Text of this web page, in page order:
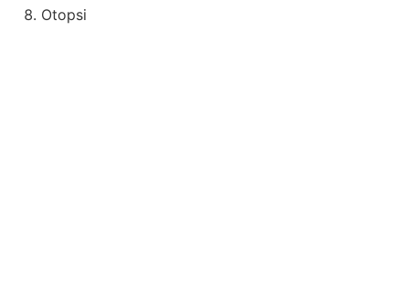
Otopsi